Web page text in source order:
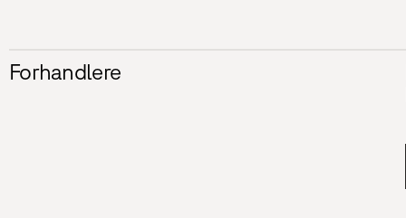
Forhandlere